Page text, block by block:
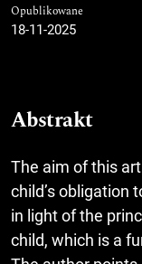
Opublikowane
18-11-2025
Abstrakt
The aim of this
child’s obligation
in light of the
child, which is a